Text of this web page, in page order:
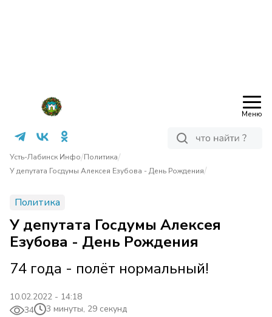
Меню
Усть-Лабинск Инфо/Политика/
У депутата Госдумы Алексея Езубова - День Рождения/
Политика
У депутата Госдумы Алексея
Езубова - День Рождения
74 года - полёт нормальный!
10.02.2022 - 14:18
34
3 минуты, 29 секунд